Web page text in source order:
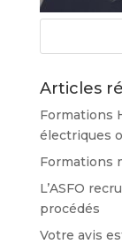
Articles
Formations
électriques
Formations
L’ASFO
procédés
Votre avis